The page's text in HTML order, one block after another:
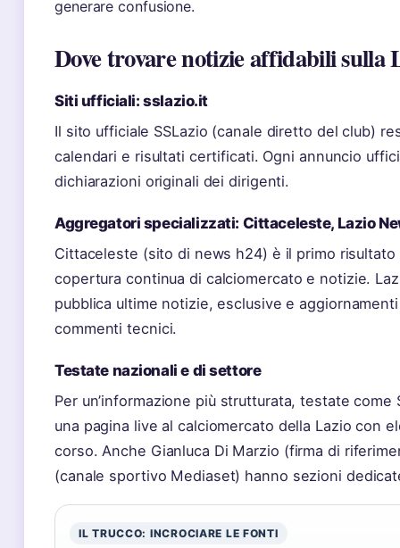
generare confusione.
Dove trovare notizie affidabili sulla
Siti ufficiali: sslazio.it
Il sito ufficiale SSLazio (canale diretto del club)
calendari e risultati certificati. Ogni annuncio
dichiarazioni originali dei dirigenti.
Aggregatori specializzati: Cittaceleste, Lazio
Cittaceleste (sito di news h24) è il primo
copertura continua di calciomercato e notizie.
pubblica ultime notizie, esclusive e
commenti tecnici.
Testate nazionali e di settore
Per un’informazione più strutturata, testate
una pagina live al calciomercato della Lazio con
corso. Anche Gianluca Di Marzio (firma di
(canale sportivo Mediaset) hanno sezioni
IL TRUCCO: INCROCIARE LE FONTI